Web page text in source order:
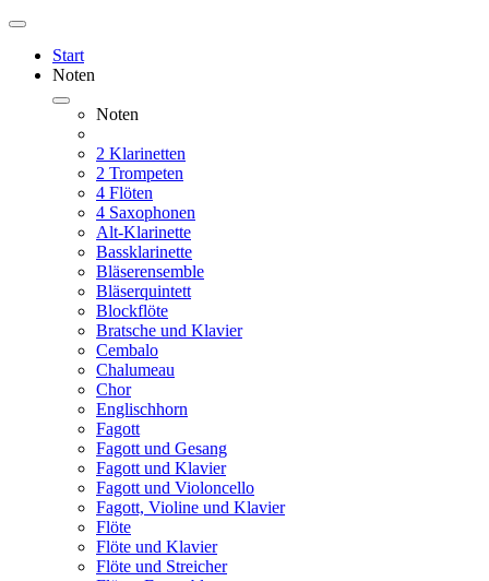
Start
Noten
Noten
2 Klarinetten
2 Trompeten
4 Flöten
4 Saxophonen
Alt-Klarinette
Bassklarinette
Bläserensemble
Bläserquintett
Blockflöte
Bratsche und Klavier
Cembalo
Chalumeau
Chor
Englischhorn
Fagott
Fagott und Gesang
Fagott und Klavier
Fagott und Violoncello
Fagott, Violine und Klavier
Flöte
Flöte und Klavier
Flöte und Streicher